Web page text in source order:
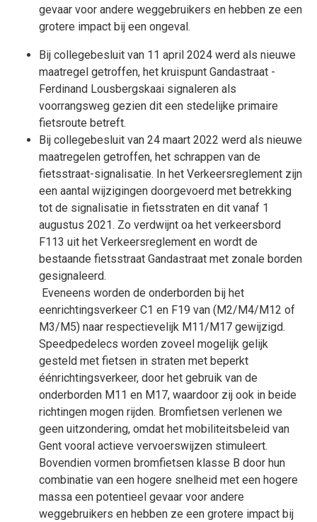
gevaar voor andere weggebruikers en hebben ze een
grotere impact bij een ongeval.
Bij collegebesluit van 11 april 2024 werd als nieuwe
maatregel getroffen, het kruispunt Gandastraat -
Ferdinand Lousbergskaai signaleren als
voorrangsweg gezien dit een stedelijke primaire
fietsroute betreft.
Bij collegebesluit van 24 maart 2022 werd als nieuwe
maatregelen getroffen, het schrappen van de
fietsstraat-signalisatie. In het Verkeersreglement zijn
een aantal wijzigingen doorgevoerd met betrekking
tot de signalisatie in fietsstraten en dit vanaf 1
augustus 2021. Zo verdwijnt oa het verkeersbord
F113 uit het Verkeersreglement en wordt de
bestaande fietsstraat Gandastraat met zonale borden
gesignaleerd.
Eveneens worden de onderborden bij het
eenrichtingsverkeer C1 en F19 van (M2/M4/M12 of
M3/M5) naar respectievelijk M11/M17 gewijzigd.
Speedpedelecs worden zoveel mogelijk gelijk
gesteld met fietsen in straten met beperkt
éénrichtingsverkeer, door het gebruik van de
onderborden M11 en M17, waardoor zij ook in beide
richtingen mogen rijden. Bromfietsen verlenen we
geen uitzondering, omdat het mobiliteitsbeleid van
Gent vooral actieve vervoerswijzen stimuleert.
Bovendien vormen bromfietsen klasse B door hun
combinatie van een hogere snelheid met een hogere
massa een potentieel gevaar voor andere
weggebruikers en hebben ze een grotere impact bij